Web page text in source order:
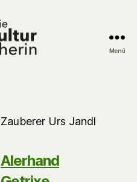
Menü
Zauberer Urs Jandl
Alerhand